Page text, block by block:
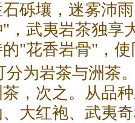
砾壤，迷雾沛
，武夷岩茶独享
"花香岩骨"，
分为岩茶与洲茶
，次之。从品
大红袍、武夷